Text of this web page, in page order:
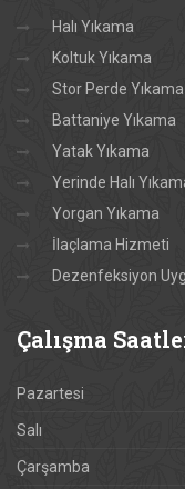
Halı Yıkama
Koltuk Yıkama
Stor Perde Yıkama
Battaniye Yıkama
Yatak Yıkama
Yerinde Halı
Yorgan Yıkama
İlaçlama Hizmeti
Dezenfeksiyon
Çalışma
Pazartesi
Salı
Çarşamba